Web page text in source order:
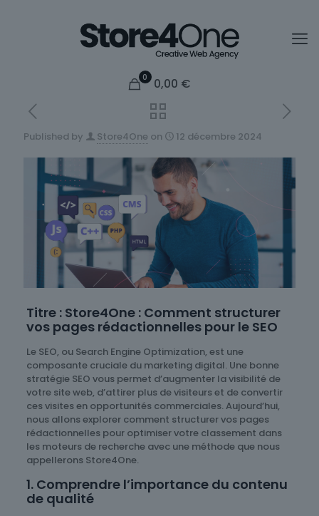
0 0,00 €
Published by Store4One on 12 décembre 2024
Titre : Store4One : Comment structurer
vos pages rédactionnelles pour le SEO
Le SEO, ou Search Engine Optimization, est une
composante cruciale du marketing digital. Une bonne
stratégie SEO vous permet d’augmenter la visibilité de
votre site web, d’attirer plus de visiteurs et de convertir
ces visites en opportunités commerciales. Aujourd’hui,
nous allons explorer comment structurer vos pages
rédactionnelles pour optimiser votre classement dans
les moteurs de recherche avec une méthode que nous
appellerons Store4One.
1. Comprendre l’importance du contenu
de qualité